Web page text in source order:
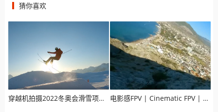
猜你喜欢
穿越机拍摄2022冬奥会滑雪项目宣传片，效果震撼人心 电影感FPV | Cinematic FPV | FPV拍摄山峰